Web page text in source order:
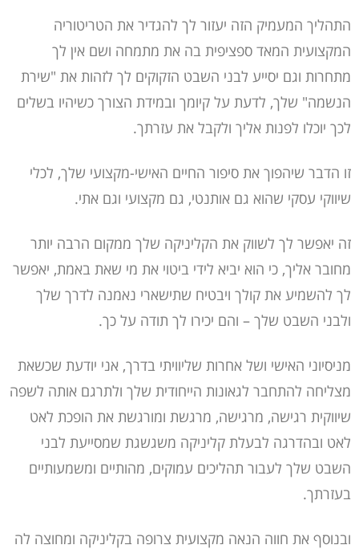
התהליך המעמיק הזה יעזור לך להגדיר את הטריטוריה
המקצועית המאד ספציפית בה את מתמחה ושם אין לך
מתחרות וגם יסייע לבני השבט הזקוקים לך לזהות את "שירת
הנשמה" שלך, לדעת על קיומך ובמידת הצורך כשיהיו בשלים
לכך יוכלו לפנות אליך ולקבל את עזרתך.
זו הדבר שיהפוך את סיפור החיים האישי-מקצועי שלך, לכלי
שיווקי עסקי שהוא גם אותנטי, גם מקצועי וגם אתי.
זה יאפשר לך לשווק את הקליניקה שלך ממקום הרבה יותר
מחובר אליך, כי הוא יביא לידי ביטוי את מי שאת באמת, יאפשר
לך להשמיע את קולך ויבטיח שתישארי נאמנה לדרך שלך
ולבני השבט שלך – והם יכירו לך תודה על כך.
מניסיוני האישי ושל אחרות שליוויתי בדרך, אני יודעת שכשאת
מצליחה להתחבר לגאונות הייחודית שלך ולתרגם אותה לשפה
שיווקית רגישה, מרגישה, מרגשת ומורגשת את הופכת לאט
לאט ובהדרגה לבעלת קליניקה משגשגת שמסייעת לבני
השבט שלך לעבור תהליכים עמוקים, מהותיים ומשמעותיים
בעזרתך.
ובנוסף את חווה הנאה מקצועית צרופה בקליניקה ומחוצה לה